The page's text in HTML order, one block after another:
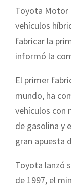
Toyota Motor
vehículos
fabricar la
informó la
El primer
mundo, ha
vehículos con
de gasolina y
gran apuesta
Toyota lanzó
de 1997, el